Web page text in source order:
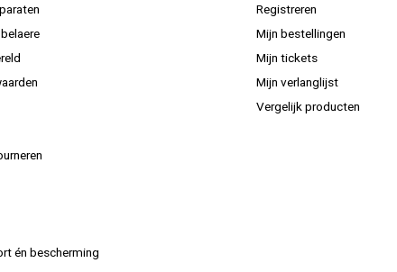
én bescherming
Registreren
Mijn bestellingen
Mijn tickets
Mijn verlanglijst
Vergelijk producten